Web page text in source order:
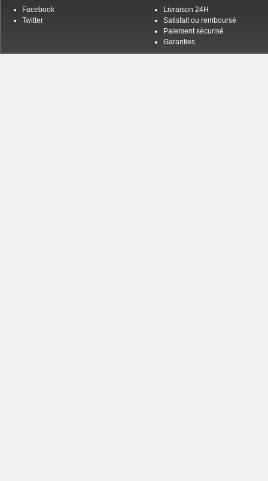
Facebook
Twitter
Livraison 24H
Satisfait ou remboursé
Paiement sécurisé
Garanties